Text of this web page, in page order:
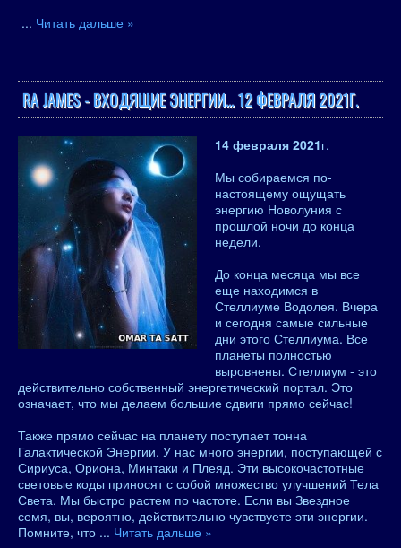
... Читать дальше »
RA JAMES - ВХОДЯЩИЕ ЭНЕРГИИ… 12 ФЕВРАЛЯ 2021Г.
14 февраля 2021г.
Мы собираемся по-
настоящему ощущать
энергию Новолуния с
прошлой ночи до конца
недели.
До конца месяца мы все
еще находимся в
Стеллиуме Водолея. Вчера
и сегодня самые сильные
дни этого Стеллиума. Все
планеты полностью
выровнены. Стеллиум - это
действительно собственный энергетический портал. Это
означает, что мы делаем большие сдвиги прямо сейчас!
Также прямо сейчас на планету поступает тонна
Галактической Энергии. У нас много энергии, поступающей с
Сириуса, Ориона, Минтаки и Плеяд. Эти высокочастотные
световые коды приносят с собой множество улучшений Тела
Света. Мы быстро растем по частоте. Если вы Звездное
семя, вы, вероятно, действительно чувствуете эти энергии.
Помните, что ... Читать дальше »